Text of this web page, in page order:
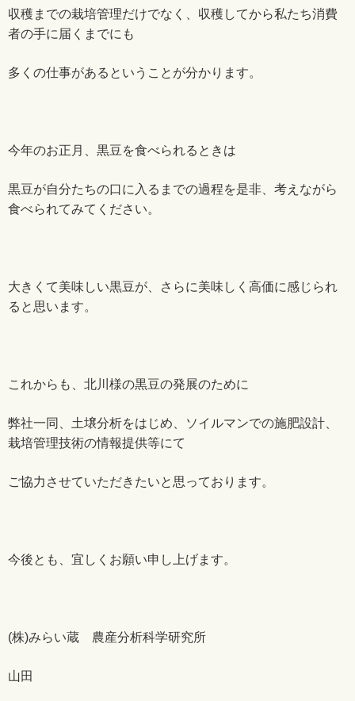
収穫までの栽培管理だけでなく、収穫してから私たち消費
者の手に届くまでにも
多くの仕事があるということが分かります。
今年のお正月、黒豆を食べられるときは
黒豆が自分たちの口に入るまでの過程を是非、考えながら
食べられてみてください。
大きくて美味しい黒豆が、さらに美味しく高価に感じられ
ると思います。
これからも、北川様の黒豆の発展のために
弊社一同、土壌分析をはじめ、ソイルマンでの施肥設計、
栽培管理技術の情報提供等にて
ご協力させていただきたいと思っております。
今後とも、宜しくお願い申し上げます。
(株)みらい蔵 農産分析科学研究所
山田